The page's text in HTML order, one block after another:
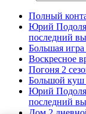
Полный
Юрий
последний
Большая
Воскресное
Погоня 2
Большой куш
Юрий
последний